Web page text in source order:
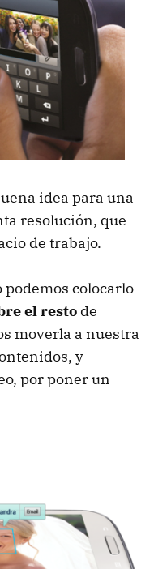
idea para una
resolución, que
de trabajo.
podemos colocarlo
el resto de
moverla a nuestra
y
por poner un